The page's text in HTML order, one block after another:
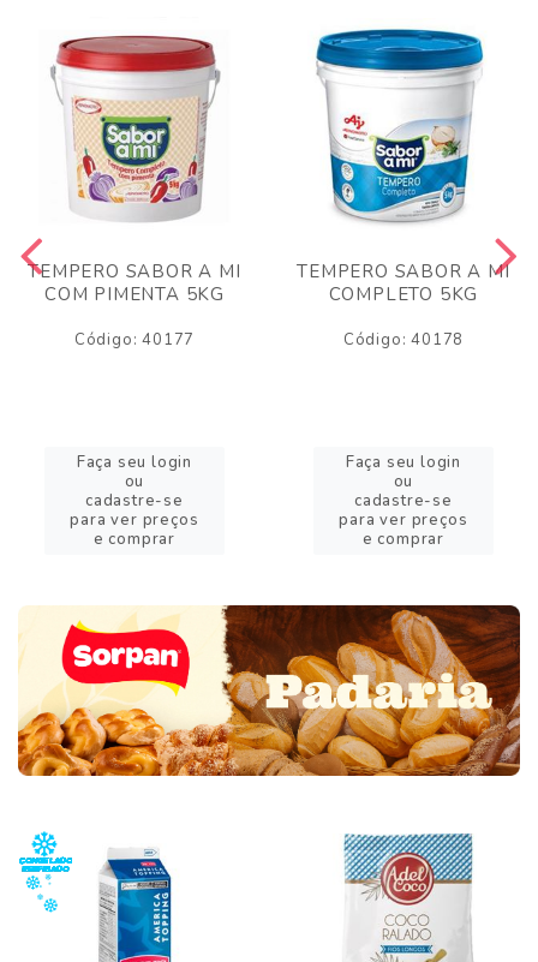
TEMPERO SABOR A MI
COM PIMENTA 5KG
Código: 40177
Faça seu login
ou
cadastre-se
para ver preços
e comprar
TEMPERO SABOR A MI
COMPLETO 5KG
Código: 40178
Faça seu login
ou
cadastre-se
para ver preços
e comprar